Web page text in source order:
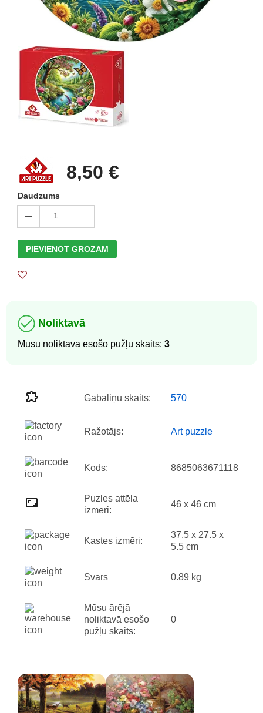
8,50 €
Daudzums
1
PIEVIENOT GROZAM
Noliktavā
Mūsu noliktavā esošo pužļu skaits: 3
Gabaliņu skaits: 570
Ražotājs: Art puzzle
Kods: 8685063671118
Puzles attēla
izmēri:
46 x 46 cm
Kastes izmēri:
37.5 x 27.5 x
5.5 cm
Svars 0.89 kg
Mūsu ārējā
noliktavā esošo
pužļu skaits:
0